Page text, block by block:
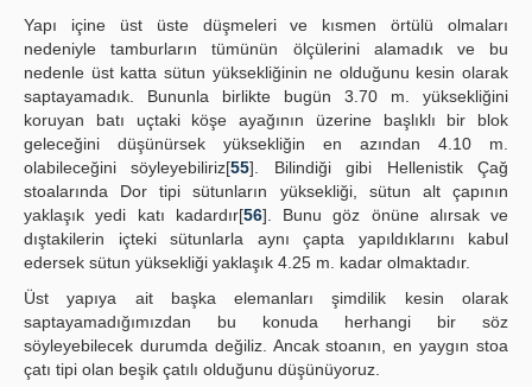
Yapı içine üst üste düşmeleri ve kısmen örtülü olmaları
nedeniyle tamburların tümünün ölçülerini alamadık ve bu
nedenle üst katta sütun yüksekliğinin ne olduğunu kesin olarak
saptayamadık. Bununla birlikte bugün 3.70 m. yüksekliğini
koruyan batı uçtaki köşe ayağının üzerine başlıklı bir blok
geleceğini düşünürsek yüksekliğin en azından 4.10 m.
olabileceğini söyleyebiliriz[55]. Bilindiği gibi Hellenistik Çağ
stoalarında Dor tipi sütunların yüksekliği, sütun alt çapının
yaklaşık yedi katı kadardır[56]. Bunu göz önüne alırsak ve
dıştakilerin içteki sütunlarla aynı çapta yapıldıklarını kabul
edersek sütun yüksekliği yaklaşık 4.25 m. kadar olmaktadır.
Üst yapıya ait başka elemanları şimdilik kesin olarak
saptayamadığımızdan bu konuda herhangi bir söz
söyleyebilecek durumda değiliz. Ancak stoanın, en yaygın stoa
çatı tipi olan beşik çatılı olduğunu düşünüyoruz.